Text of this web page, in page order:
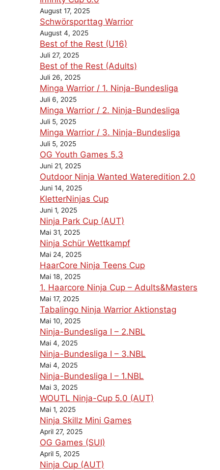
August 17, 2025
Schwörsporttag Warrior
August 4, 2025
Best of the Rest (U16)
Juli 27, 2025
Best of the Rest (Adults)
Juli 26, 2025
Minga Warrior / 1. Ninja-Bundesliga
Juli 6, 2025
Minga Warrior / 2. Ninja-Bundesliga
Juli 5, 2025
Minga Warrior / 3. Ninja-Bundesliga
Juli 5, 2025
OG Youth Games 5.3
Juni 21, 2025
Outdoor Ninja Wanted Wateredition 2.0
Juni 14, 2025
KletterNinjas Cup
Juni 1, 2025
Ninja Park Cup (AUT)
Mai 31, 2025
Ninja Schür Wettkampf
Mai 24, 2025
HaarCore Ninja Teens Cup
Mai 18, 2025
1. Haarcore Ninja Cup – Adults&Masters
Mai 17, 2025
Tabalingo Ninja Warrior Aktionstag
Mai 10, 2025
Ninja-Bundesliga I – 2.NBL
Mai 4, 2025
Ninja-Bundesliga I – 3.NBL
Mai 4, 2025
Ninja-Bundesliga I – 1.NBL
Mai 3, 2025
WOUTL Ninja-Cup 5.0 (AUT)
Mai 1, 2025
Ninja Skillz Mini Games
April 27, 2025
OG Games (SUI)
April 5, 2025
Ninja Cup (AUT)